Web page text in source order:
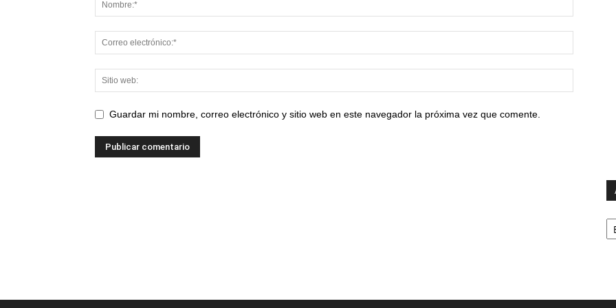
Guardar mi nombre, correo electrónico y sitio web en este navegador la próxima vez que comente.